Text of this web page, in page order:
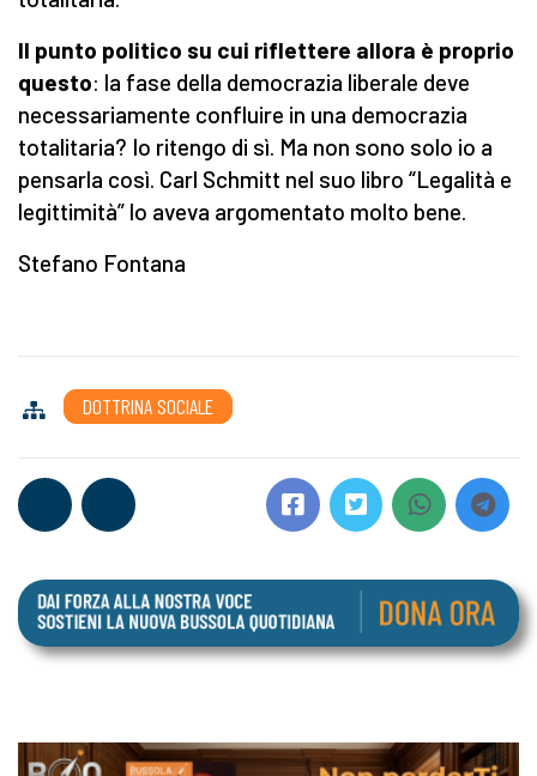
Il punto politico su cui riflettere allora è proprio
questo: la fase della democrazia liberale deve
necessariamente confluire in una democrazia
totalitaria? Io ritengo di sì. Ma non sono solo io a
pensarla così. Carl Schmitt nel suo libro “Legalità e
legittimità” lo aveva argomentato molto bene.
Stefano Fontana
DOTTRINA SOCIALE